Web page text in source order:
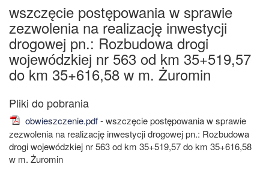
wszczęcie postępowania w sprawie
zezwolenia na realizację inwestycji
drogowej pn.: Rozbudowa drogi
wojewódzkiej nr 563 od km 35+519,57
do km 35+616,58 w m. Żuromin
obwieszczenie.pdf- wszczęcie postępowania w sprawie
zezwolenia na realizację inwestycji drogowej pn.: Rozbudowa
drogi wojewódzkiej nr 563 od km 35+519,57 do km 35+616,58
w m. Żuromin